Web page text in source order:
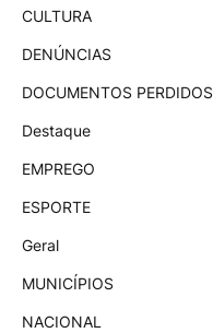
CULTURA
DENÚNCIAS
DOCUMENTOS PERDIDOS
Destaque
EMPREGO
ESPORTE
Geral
MUNICÍPIOS
NACIONAL